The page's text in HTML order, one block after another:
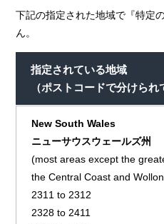
下記の指定された地域で『特定
ん。
指定されている地域
（ポストコードで分けられ
New South Wales
ニューサウスウェールズ州
(most areas except the
the Central Coast and
2311 to 2312
2328 to 2411